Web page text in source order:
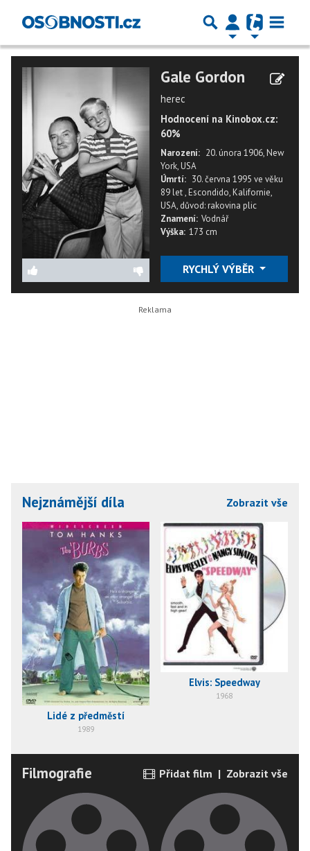
Gale Gordon
herec
Hodnocení na Kinobox.cz:
60%
Narození: 20. února 1906, New
York, USA
Úmrtí: 30. června 1995 ve věku
89 let, Escondido, Kalifornie,
USA, důvod: rakovina plic
Znamení: Vodnář
Výška: 173 cm
RYCHLÝ VÝBĚR
Nejznámější díla Zobrazit vše
Lidé z předměstí
1989
Elvis: Speedway
1968
Filmografie Přidat film | Zobrazit vše